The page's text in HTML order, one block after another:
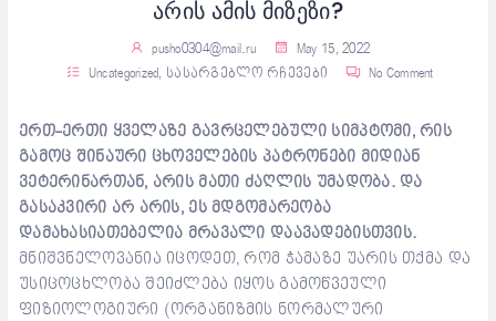
არის ამის მიზეზი?
pusho0304@mail.ru
May 15, 2022
Uncategorized, სასარგებლო რჩევები No Comment
ერთ-ერთი ყველაზე გავრცელებული სიმპტომი, რის
გამოც შინაური ცხოველების პატრონები მიდიან
ვეტერინართან, არის მათი ძაღლის უმადობა. და
გასაკვირი არ არის, ეს მდგომარეობა
დამახასიათებელია მრავალი დაავადებისთვის.
მნიშვნელოვანია იცოდეთ, რომ ჭამაზე უარის თქმა და
უსიცოცხლობა შეიძლება იყოს გამოწვეული
ფიზიოლოგიური (ორგანიზმის ნორმალური